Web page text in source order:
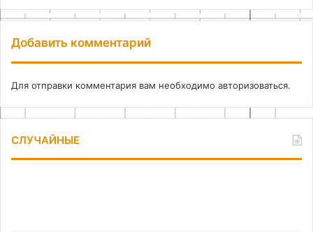
Добавить комментарий
Для отправки комментария вам необходимо авторизоваться.
СЛУЧАЙНЫЕ